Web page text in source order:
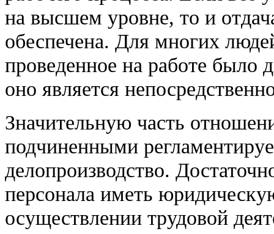
на высшем уровне, то и
обеспечена. Для многих
проведенное на работе было
оно является
Значительную часть
подчиненными
делопроизводство.
персонала иметь
осуществлении трудовой